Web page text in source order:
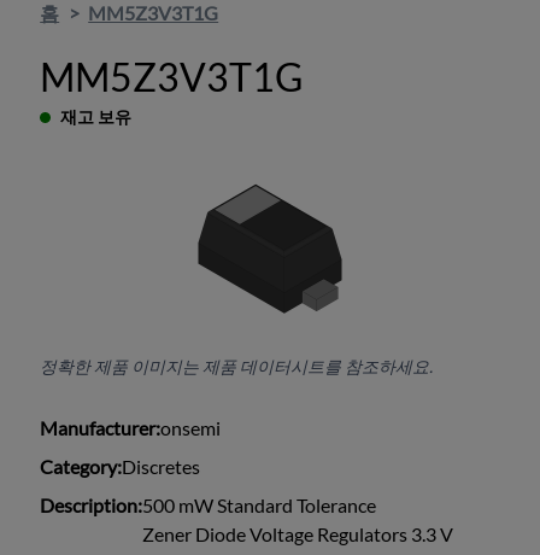
홈 MM5Z3V3T1G
MM5Z3V3T1G
재고 보유
정확한 제품 이미지는 제품 데이터시트를 참조하세요.
Manufacturer:onsemi
Category:Discretes
Description:500 mW Standard Tolerance
Zener Diode Voltage Regulators 3.3 V